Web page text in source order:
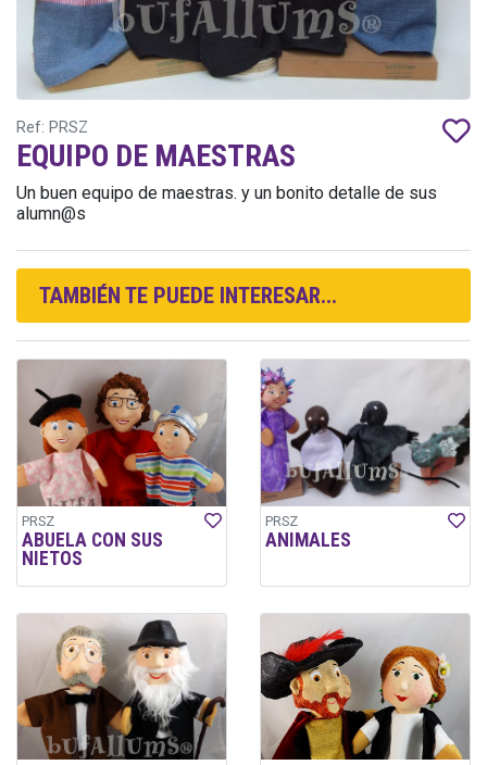
Ref: PRSZ
EQUIPO DE MAESTRAS
Un buen equipo de maestras. y un bonito detalle de sus
alumn@s
TAMBIÉN TE PUEDE INTERESAR...
PRSZ
ABUELA CON SUS
NIETOS
PRSZ
ANIMALES